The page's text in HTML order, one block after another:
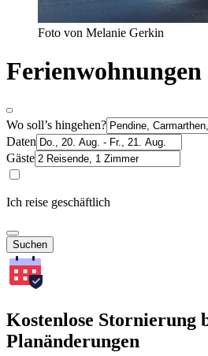
Foto von Melanie Gerkin
Wo soll’s hingehen?
Daten
Gäste
Ich reise geschäftlich
Suchen
Kostenlose Stornierung
Planänderungen